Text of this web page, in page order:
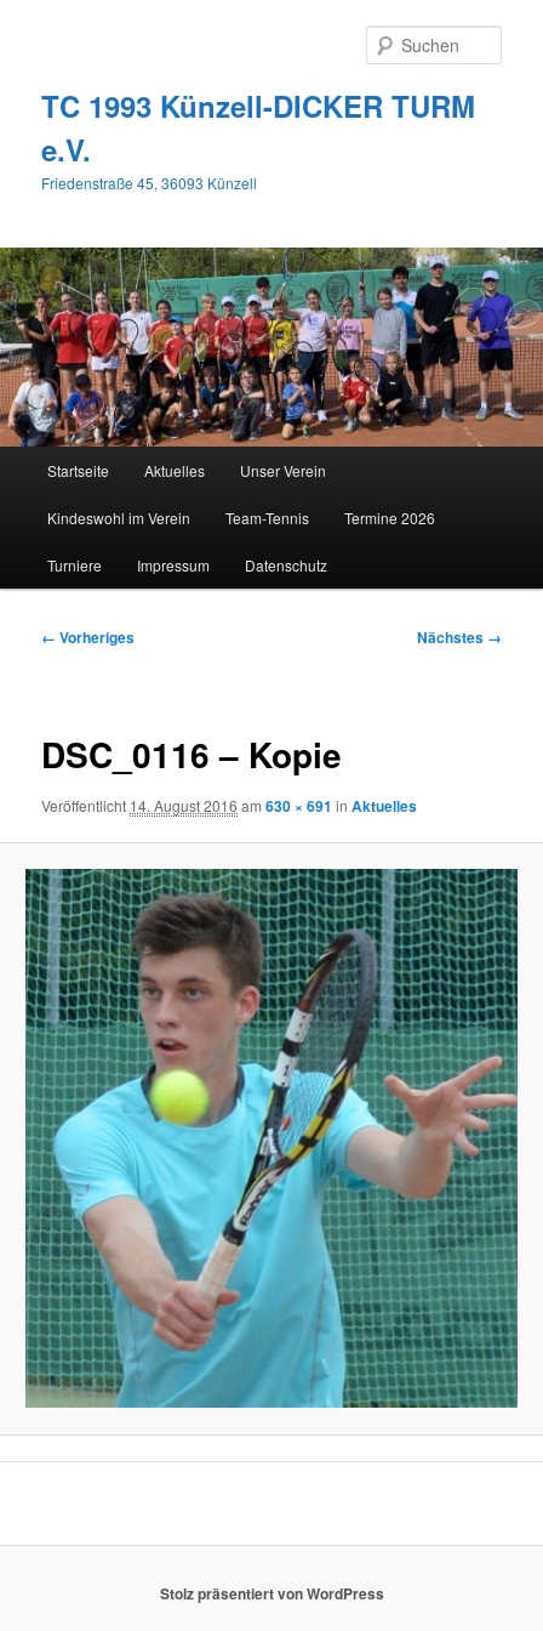
TC 1993 Künzell-DICKER TURM
e.V.
Friedenstraße 45, 36093 Künzell
Startseite Aktuelles Unser Verein
Kindeswohl im Verein Team-Tennis Termine 2026
Turniere Impressum Datenschutz
Bilder-
← Vorheriges Nächstes →
DSC_0116 – Kopie
Veröffentlicht 14. August 2016 am630 × 691 inAktuelles
Stolz präsentiert von WordPress